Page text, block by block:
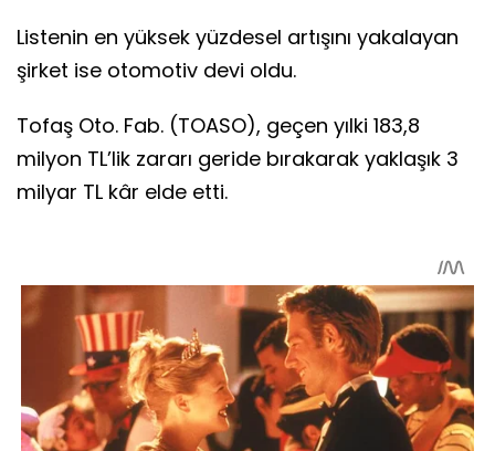
Listenin en yüksek yüzdesel artışını yakalayan
şirket ise otomotiv devi oldu.
Tofaş Oto. Fab. (TOASO), geçen yılki 183,8
milyon TL’lik zararı geride bırakarak yaklaşık 3
milyar TL kâr elde etti.